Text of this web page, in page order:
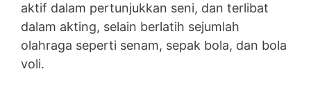
aktif dalam pertunjukkan seni, dan terlibat
dalam akting, selain berlatih sejumlah
olahraga seperti senam, sepak bola, dan bola
voli.